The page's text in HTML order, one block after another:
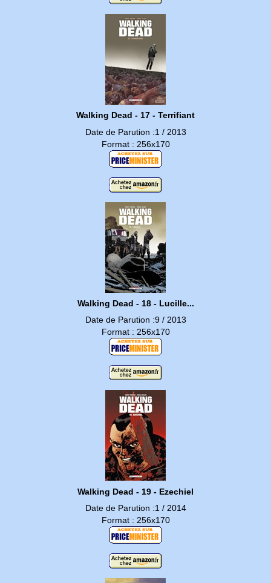
Walking Dead - 17 - Terrifiant
Date de Parution :1 / 2013
Format : 256x170
Walking Dead - 18 - Lucille...
Date de Parution :9 / 2013
Format : 256x170
Walking Dead - 19 - Ezechiel
Date de Parution :1 / 2014
Format : 256x170